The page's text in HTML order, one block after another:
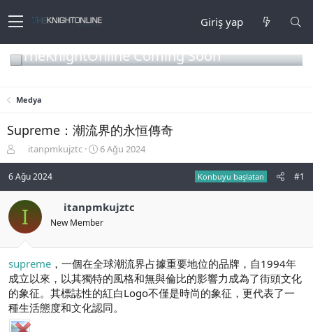
Giriş yap
TheKnightOnline Coming Soon
Medya
Supreme：潮流界的永恒傳奇
o
n
u
b
a
ş
l
a
t
a
n
itanpmkujztc
B
a
n
g
ç
t
a
r
i
h
6 Ağu 2024
6 Ağu 2024 Konbuyu başlatan #1
I itanpmkujztc
New Member
supreme ，一個在全球潮流界占據重要地位的品牌，自1994年
成立以來，以其獨特的風格和無與倫比的影響力成為了街頭文化
的象征。其標誌性的紅白Logo不僅是時尚的象征，更代表了一
種生活態度和文化認同。